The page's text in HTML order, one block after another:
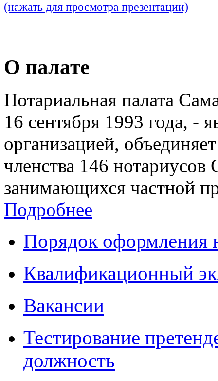
(нажать для просмотра презентации)
О палате
Нотариальная палата
16 сентября 1993 года, -
организацией,
членства 146 нотариусов
занимающихся частной
Подробнее
Порядок оформления
Квалификационный
Вакансии
Тестирование
должность